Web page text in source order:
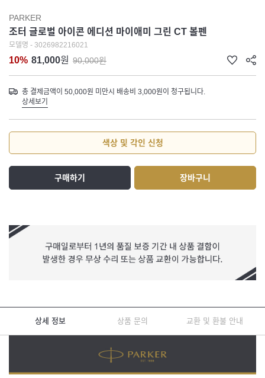
PARKER
조터 글로벌 아이콘 에디션 마이애미 그린 CT 볼펜
모델명 - 3026982216021
10% 81,000원 90,000원
총 결제금액이 50,000원 미만시 배송비 3,000원이 청구됩니다.
상세보기
색상 및 각인 신청
구매하기 장바구니
상세 정보 상품 문의 교환 및 환불 안내